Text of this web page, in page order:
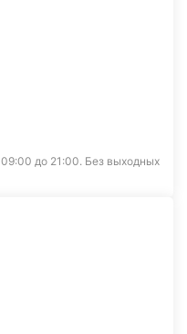
до 21:00. Без выходных